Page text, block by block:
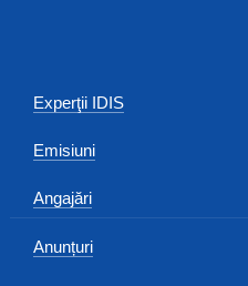
Experţii IDIS
Emisiuni
Angajări
Anunțuri